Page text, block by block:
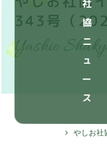
社
協
ニ
ュ
ー
ス
343号（
Yashio
やしお社